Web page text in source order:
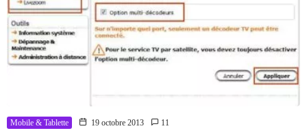
Mobile & Tablette 19 octobre 2013 11